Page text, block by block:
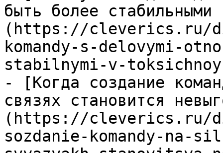
быть более
(https://cleverics.ru/
komandy-s-delovymi-
stabilnymi-v-
- [Когда создание
связях становится
(https://cleverics.ru/
sozdanie-komandy-na-